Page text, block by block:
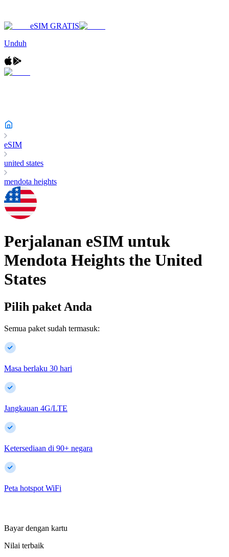
eSIM GRATIS
Unduh
eSIM
united states
mendota heights
Perjalanan eSIM untuk
Mendota Heights the United
States
Pilih paket Anda
Semua paket sudah termasuk:
Masa berlaku 30 hari
Jangkauan 4G/LTE
Ketersediaan di 90+ negara
Peta hotspot WiFi
Bayar dengan kartu
Nilai terbaik